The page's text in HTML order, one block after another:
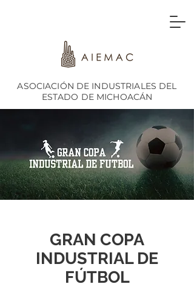
ASOCIACIÓN DE INDUSTRIALES DEL
ESTADO DE MICHOACÁN
GRAN COPA
INDUSTRIAL DE
FÚTBOL